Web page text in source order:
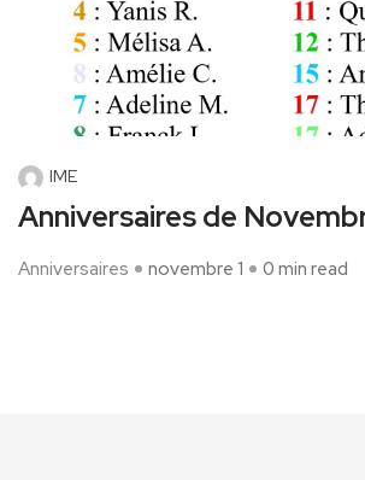
IME
Anniversaires de
Anniversaires novembre 1 0 min read